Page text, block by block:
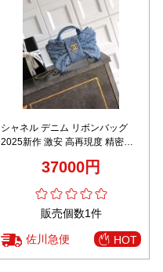
シャネル デニム リボンバッグ
2025新作 激安 高再現度 精密デ
製 安心の日本倉庫
37000円
販売個数1件
佐川急便 HOT